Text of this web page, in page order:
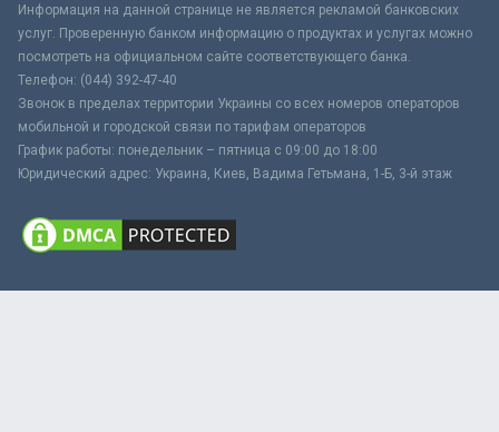
Информация на данной странице не является рекламой банковских
услуг. Проверенную банком информацию о продуктах и услугах можно
посмотреть на официальном сайте соответствующего банка.
Телефон: (044) 392-47-40
Звонок в пределах территории Украины со всех номеров операторов
мобильной и городской связи по тарифам операторов
График работы: понедельник – пятница с 09:00 до 18:00
Юридический адрес: Украина, Киев, Вадима Гетьмана, 1-Б, 3-й этаж